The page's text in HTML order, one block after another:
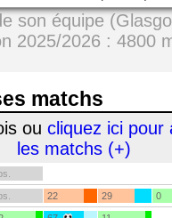
son équipe
2025/2026 : 4800
matchs
ou cliquez ici pour
les matchs (+)
22 29 0